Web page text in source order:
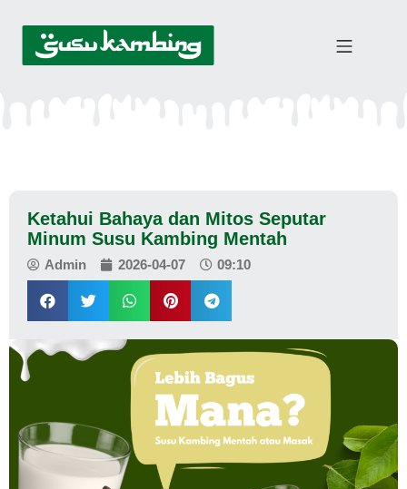
Ketahui Bahaya dan Mitos Seputar
Minum Susu Kambing Mentah
Admin 2026-04-07 09:10